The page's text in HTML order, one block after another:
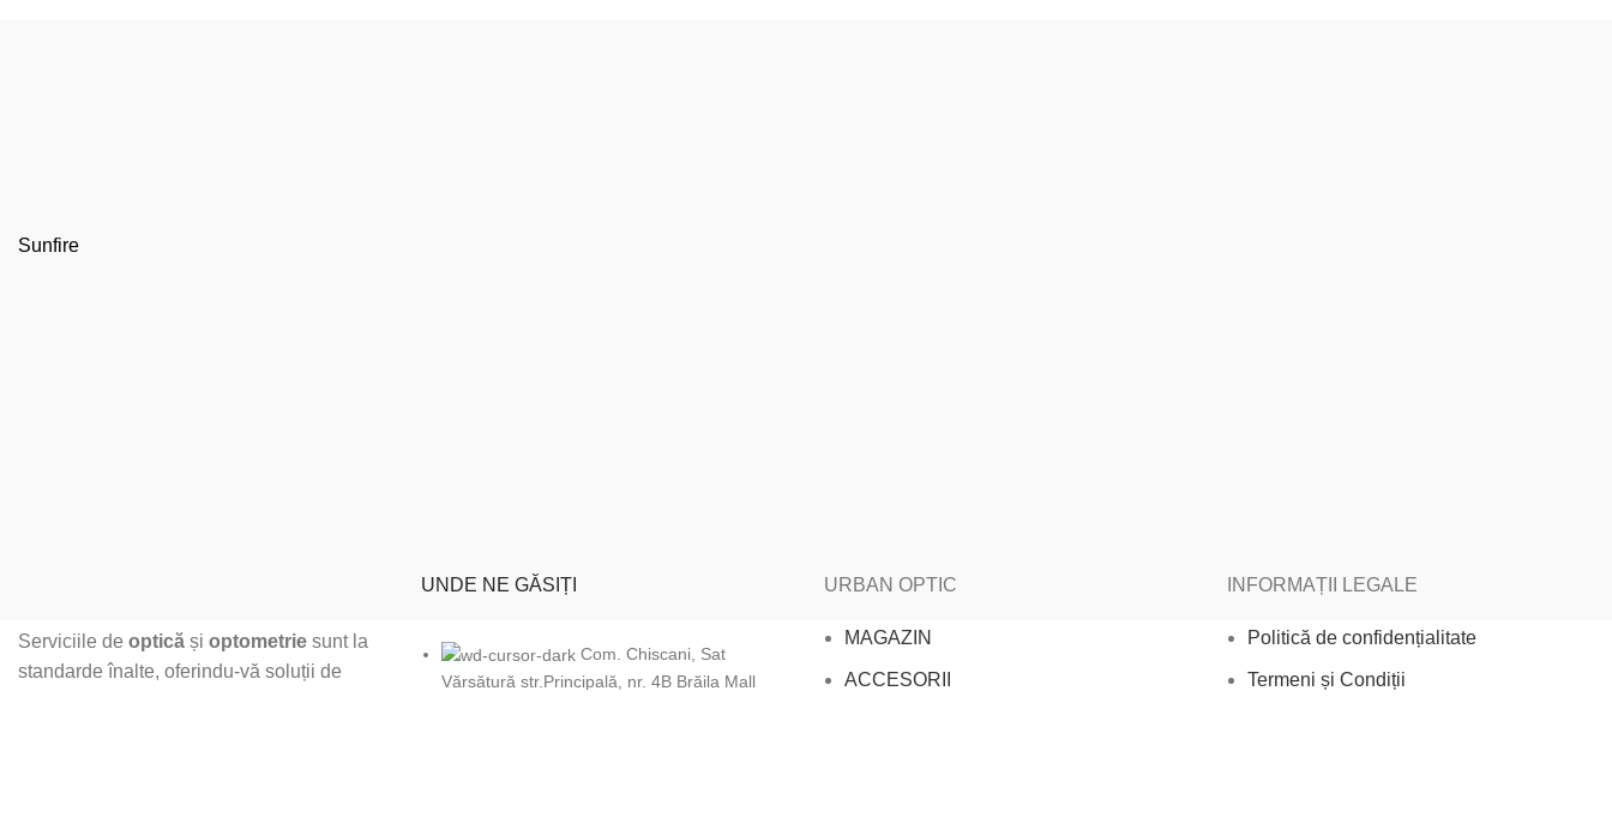
Sunfire
Serviciile de optică și optometrie sunt la
standarde înalte, oferindu-vă soluții de
UNDE NE GĂSIȚI
Com. Chiscani, Sat
Vărsătură str.Principală, nr. 4B Brăila Mall
URBAN OPTIC
MAGAZIN
ACCESORII
INFORMAȚII LEGALE
Politică de confidențialitate
Termeni și Condiții